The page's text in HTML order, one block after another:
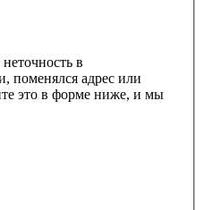
в
поменялся адрес или
это в форме ниже, и мы